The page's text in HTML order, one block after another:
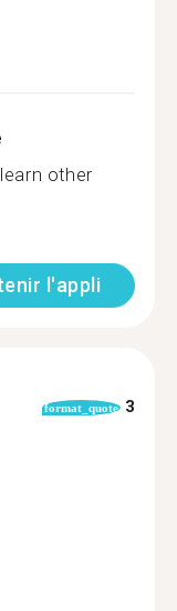
other
l'appli
format_quote 3